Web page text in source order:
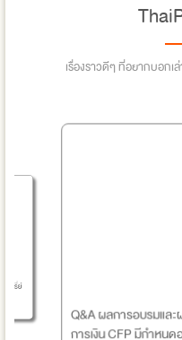
เรื่องราวดีๆ ที่อยากบอกเ
(ซีรี่ย์
Q&A ผลการอบรมแล
การเงิน CFP มีกำหนดอ